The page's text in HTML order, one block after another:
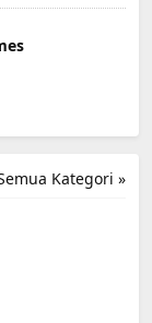
Kategori »